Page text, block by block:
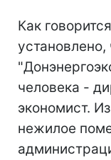
Как
человека -
экономист.
нежилое